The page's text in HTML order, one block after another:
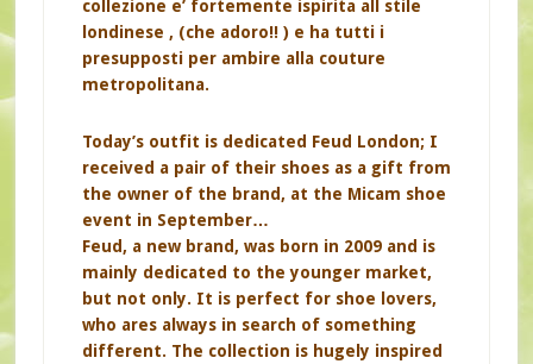
collezione e’ fortemente ispirita all stile
londinese , (che adoro!! ) e ha tutti i
presupposti per ambire alla couture
metropolitana.
Today’s outfit is dedicated Feud London; I
received a pair of their shoes as a gift from
the owner of the brand, at the Micam shoe
event in September…
Feud, a new brand, was born in 2009 and is
mainly dedicated to the younger market,
but not only. It is perfect for shoe lovers,
who ares always in search of something
different. The collection is hugely inspired